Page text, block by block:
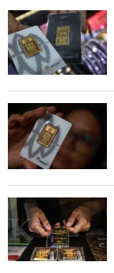
13/07/2026
12/07/2026
12/07/2026
11/07/2026
10/07/2026
10/07/2026
09/07/2026